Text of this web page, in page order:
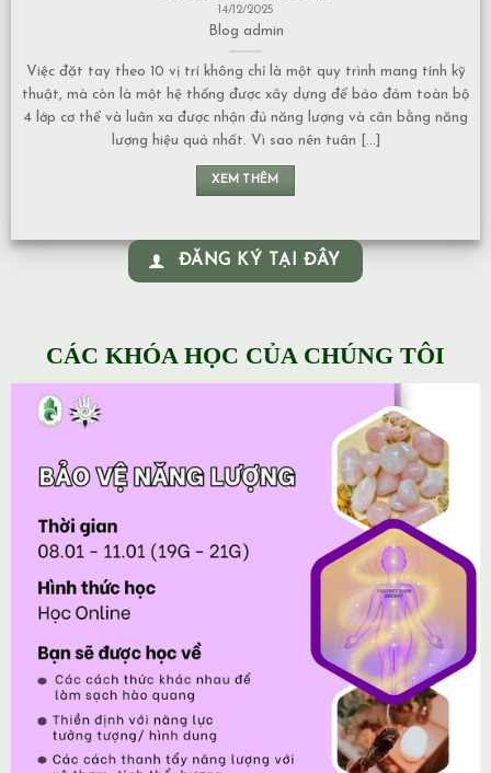
14/12/2025
Blog admin
Việc đặt tay theo 10 vị trí không chỉ là một quy trình mang tính kỹ
thuật, mà còn là một hệ thống được xây dựng để bảo đảm toàn bộ
4 lớp cơ thể và luân xa được nhận đủ năng lượng và cân bằng năng
lượng hiệu quả nhất. Vì sao nên tuân [...]
XEM THÊM
ĐĂNG KÝ TẠI ĐÂY
CÁC KHÓA HỌC CỦA CHÚNG TÔI